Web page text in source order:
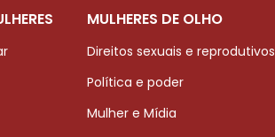
MULHERES DE OLHO
Direitos sexuais e reprodutivos
Política e poder
Mulher e Mídia